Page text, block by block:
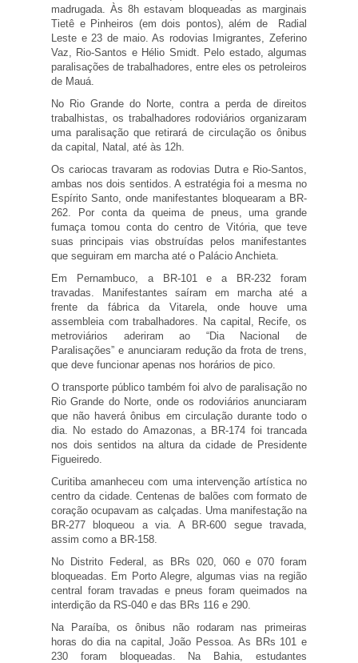
madrugada. Às 8h estavam bloqueadas as marginais
Tietê e Pinheiros (em dois pontos), além de Radial
Leste e 23 de maio. As rodovias Imigrantes, Zeferino
Vaz, Rio-Santos e Hélio Smidt. Pelo estado, algumas
paralisações de trabalhadores, entre eles os petroleiros
de Mauá.
No Rio Grande do Norte, contra a perda de direitos
trabalhistas, os trabalhadores rodoviários organizaram
uma paralisação que retirará de circulação os ônibus
da capital, Natal, até às 12h.
Os cariocas travaram as rodovias Dutra e Rio-Santos,
ambas nos dois sentidos. A estratégia foi a mesma no
Espírito Santo, onde manifestantes bloquearam a BR-
262. Por conta da queima de pneus, uma grande
fumaça tomou conta do centro de Vitória, que teve
suas principais vias obstruídas pelos manifestantes
que seguiram em marcha até o Palácio Anchieta.
Em Pernambuco, a BR-101 e a BR-232 foram
travadas. Manifestantes saíram em marcha até a
frente da fábrica da Vitarela, onde houve uma
assembleia com trabalhadores. Na capital, Recife, os
metroviários aderiram ao “Dia Nacional de
Paralisações” e anunciaram redução da frota de trens,
que deve funcionar apenas nos horários de pico.
O transporte público também foi alvo de paralisação no
Rio Grande do Norte, onde os rodoviários anunciaram
que não haverá ônibus em circulação durante todo o
dia. No estado do Amazonas, a BR-174 foi trancada
nos dois sentidos na altura da cidade de Presidente
Figueiredo.
Curitiba amanheceu com uma intervenção artística no
centro da cidade. Centenas de balões com formato de
coração ocupavam as calçadas. Uma manifestação na
BR-277 bloqueou a via. A BR-600 segue travada,
assim como a BR-158.
No Distrito Federal, as BRs 020, 060 e 070 foram
bloqueadas. Em Porto Alegre, algumas vias na região
central foram travadas e pneus foram queimados na
interdição da RS-040 e das BRs 116 e 290.
Na Paraíba, os ônibus não rodaram nas primeiras
horas do dia na capital, João Pessoa. As BRs 101 e
230 foram bloqueadas. Na Bahia, estudantes